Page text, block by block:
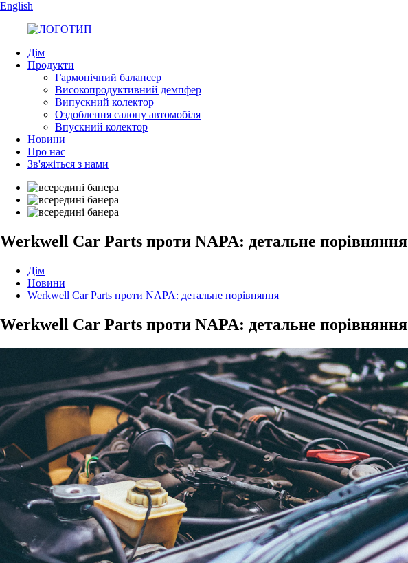
English
Дім
Продукти
Гармонічний балансер
Високопродуктивний демпфер
Випускний колектор
Оздоблення салону автомобіля
Впускний колектор
Новини
Про нас
Зв'яжіться з нами
Werkwell Car Parts проти NAPA: детальне порівняння
Дім
Новини
Werkwell Car Parts проти NAPA: детальне порівняння
Werkwell Car Parts проти NAPA: детальне порівняння